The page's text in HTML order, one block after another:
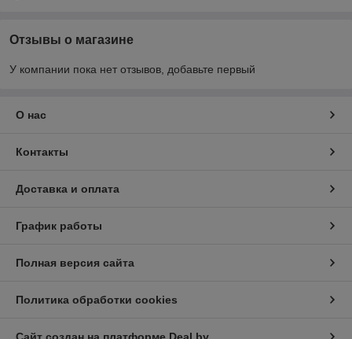
Отзывы о магазине
У компании пока нет отзывов, добавьте первый
О нас
Контакты
Доставка и оплата
График работы
Полная версия сайта
Политика обработки cookies